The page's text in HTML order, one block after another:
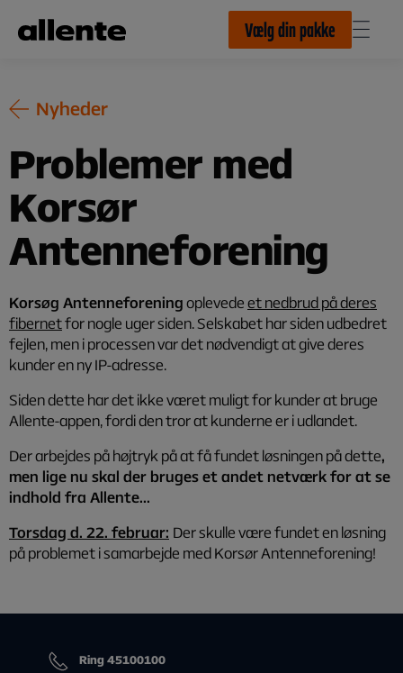
Vælg din pakke
Nyheder
Problemer med
Korsør
Antenneforening
Korsøg Antenneforeningoplevedeet nedbrud på deres
fibernetfor nogle uger siden. Selskabet har siden udbedret
fejlen, men i processen var det nødvendigt at give deres
kunder en ny IP-adresse.
Siden dette har det ikke været muligt for kunder at bruge
Allente-appen, fordi den tror at kunderne er i udlandet.
Der arbejdes på højtryk på at få fundet løsningen på dette,
men lige nu skal der bruges et andet netværk for at se
indhold fra Allente...
Torsdag d. 22. februar: Der skulle være fundet en løsning
på problemet i samarbejde med Korsør Antenneforening!
Ring 45100100